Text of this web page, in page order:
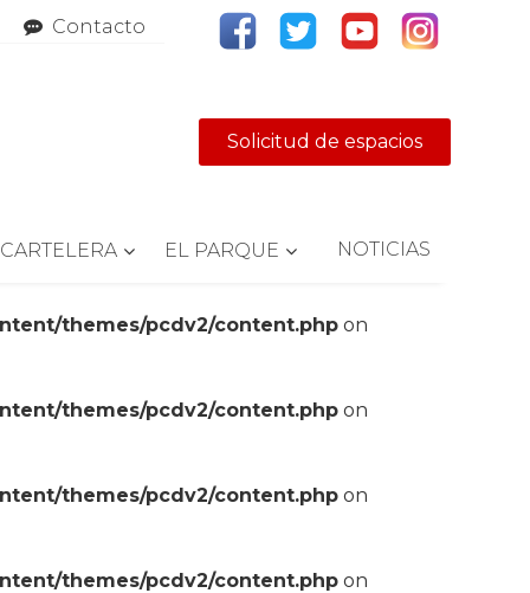
Contacto
Solicitud de espacios
CARTELERA EL PARQUE NOTICIAS
themes/pcdv2/content.php on
themes/pcdv2/content.php on
themes/pcdv2/content.php on
themes/pcdv2/content.php on